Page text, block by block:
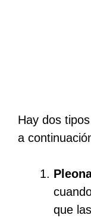
Hay dos
a
que